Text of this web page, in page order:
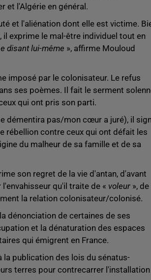
et l'Algérie en général.
et l'aliénation dont elle est victime.
exprime le mal-être individuel tout en
disant lui-même », affirme Mouloud
imposé par le colonisateur. Le refus
ses poèmes. Il fait le serment
qui ont pris son parti.
démentira pas/mon cœur a juré), il
rébellion contre ceux qui ont défait les
du malheur de sa famille et de sa
son regret de la vie d'antan, d'avant
qu'il traite de « voleur », de
la relation colonisateur/colonisé.
dénonciation de certaines de ses
et la dénaturation des espaces
qui émigrent en France.
la publication des lois du sénatus-
terres pour contrecarrer l'installation